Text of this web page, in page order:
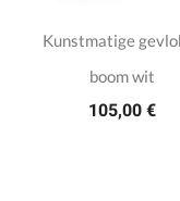
Kunstmatige
boom wit
105,00 €